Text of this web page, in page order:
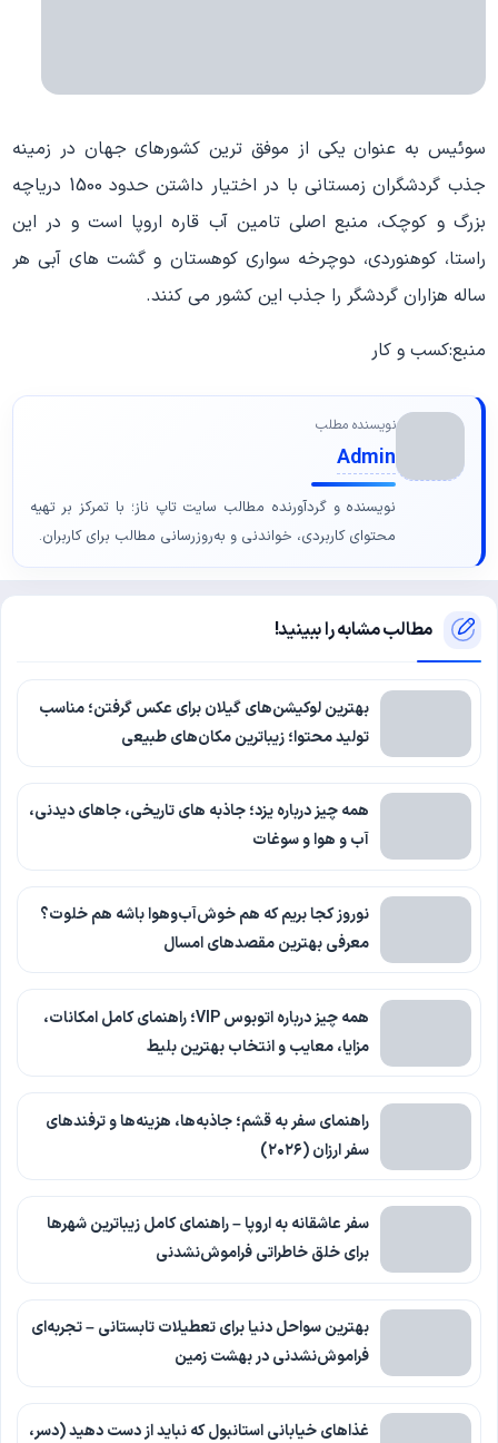
سوئیس به عنوان یکی از موفق ترین کشورهای جهان در زمینه
جذب گردشگران زمستانی با در اختیار داشتن حدود 1500 دریاچه
بزرگ و کوچک، منبع اصلی تامین آب قاره اروپا است و در این
راستا، کوهنوردی، دوچرخه سواری کوهستان و گشت های آبی هر
ساله هزاران گردشگر را جذب این کشور می کنند.
منبع:کسب و کار
نویسنده مطلب
Admin
نویسنده و گردآورنده مطالب سایت تاپ ناز؛ با تمرکز بر تهیه
محتوای کاربردی، خواندنی و به‌روزرسانی مطالب برای کاربران.
مطالب مشابه را ببینید!
بهترین لوکیشن‌های گیلان برای عکس گرفتن؛ مناسب
تولید محتوا؛ زیباترین مکان‌های طبیعی
همه چیز درباره یزد؛ جاذبه های تاریخی، جاهای دیدنی،
آب و هوا و سوغات
نوروز کجا بریم که هم خوش‌آب‌وهوا باشه هم خلوت؟
معرفی بهترین مقصدهای امسال
همه چیز درباره اتوبوس VIP؛ راهنمای کامل امکانات،
مزایا، معایب و انتخاب بهترین بلیط
راهنمای سفر به قشم؛ جاذبه‌ها، هزینه‌ها و ترفندهای
سفر ارزان (۲۰۲۶)
سفر عاشقانه به اروپا – راهنمای کامل زیباترین شهرها
برای خلق خاطراتی فراموش‌نشدنی
بهترین سواحل دنیا برای تعطیلات تابستانی – تجربه‌ای
فراموش‌نشدنی در بهشت زمین
غذاهای خیابانی استانبول که نباید از دست دهید (دسر،